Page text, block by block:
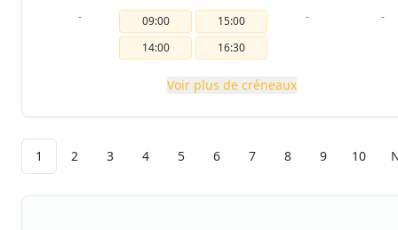
-
09:00
14:00
15:00
16:30
-
-
Voir plus de créneaux
1 2 3 4 5 6 7 8 9 10